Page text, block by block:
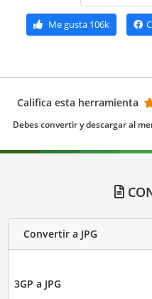
Me gusta106k
Califica esta herramienta
Debes convertir y descargar al
Convertir a JPG
3GP a JPG